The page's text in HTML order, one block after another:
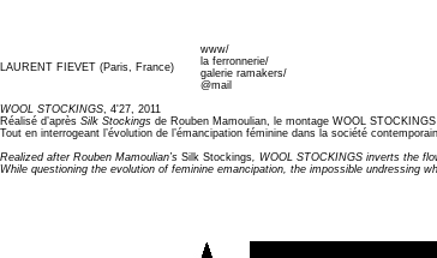
LAURENT FIEVET (Paris, France)
www/
la ferronnerie/
galerie ramakers/
@mail
WOOL STOCKINGS, 4'27, 2011
Réalisé d’après Silk Stockings de Rouben Mamoulian, le montage WOOL
Tout en interrogeant l’évolution de l’émancipation féminine dans la société
Realized after Rouben Mamoulian’s Silk Stockings, WOOL STOCKINGS inverts the
While questioning the evolution of feminine emancipation, the impossible undressing